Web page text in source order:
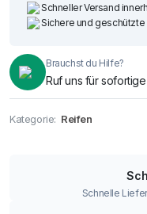
Schneller Versand
Sichere und
Brauchst du Hilfe?
Ruf uns für
Kategorie: Reifen
Schnelle